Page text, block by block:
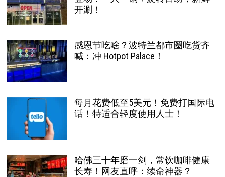
开涮！
感恩节吃啥？波特兰都市圈吃货齐
喊：冲 Hotpot Palace！
每月花费低至5美元！免费打国际电
话！特适合轻度使用人士！
哈佛三十年磨一剑，常饮咖啡健康
长寿！网友直呼：续命神器？